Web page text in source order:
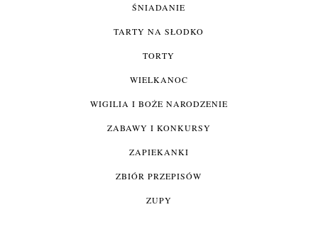
ŚNIADANIE
TARTY NA SŁODKO
TORTY
WIELKANOC
WIGILIA I BOŻE NARODZENIE
ZABAWY I KONKURSY
ZAPIEKANKI
ZBIÓR PRZEPISÓW
ZUPY